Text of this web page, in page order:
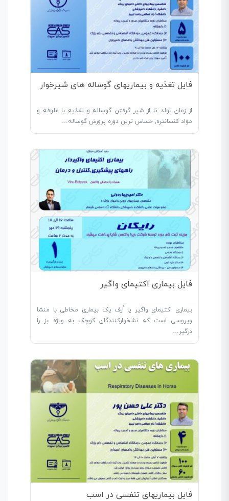
فایل تغذیه و بیماریهای گوساله های شیرخوار
از زمان تولد تا از شیر گرفتن گوساله و تغذیه با علوفه و
مواد کنسانتره, حساس ترین دوره پرورش گوساله…
فایل بیماری اکتیمای واگیر
بیماری اکتیمای واگیر یا اُرف یک بیماری مخاطی با منشا
ویروسی است که نشخوارکنندگان کوچک به ویژه بز را
درگیر…
فایل بیماریهای تنفسی در اسب